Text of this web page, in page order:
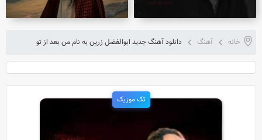
خانه آهنگ دانلود آهنگ جدید ابوالفضل زرین به نام من بعد از تو
تک موزیک